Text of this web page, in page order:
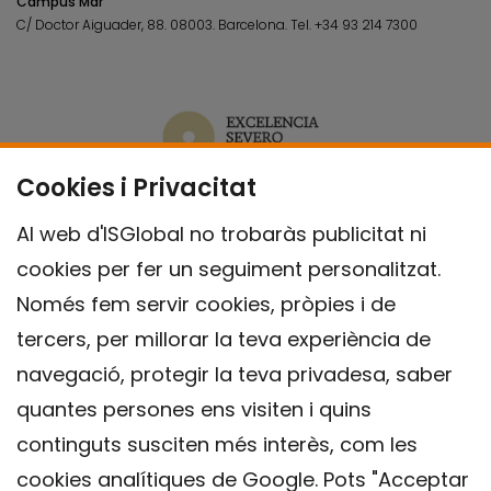
Cookies i Privacitat
Al web d'ISGlobal no trobaràs publicitat ni
cookies per fer un seguiment personalitzat.
Només fem servir cookies, pròpies i de
tercers, per millorar la teva experiència de
navegació, protegir la teva privadesa, saber
quantes persones ens visiten i quins
continguts susciten més interès, com les
cookies analítiques de Google. Pots "Acceptar
C/ Doctor Aiguader, 88. 08003. Barcelona.Tel.+34 93 214 7300